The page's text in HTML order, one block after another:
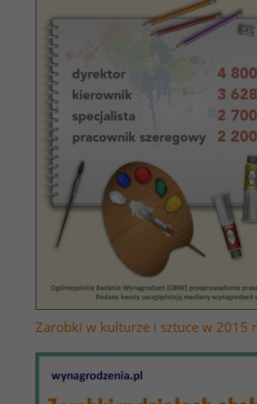
Zarobki w kulturze i sztuce w 2015